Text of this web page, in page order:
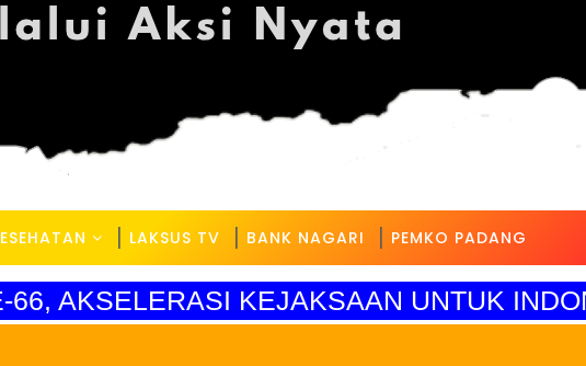
LAKSUS TV BANK NAGARI PEMKO PADANG
AKSELERASI KEJAKSAAN UNTUK